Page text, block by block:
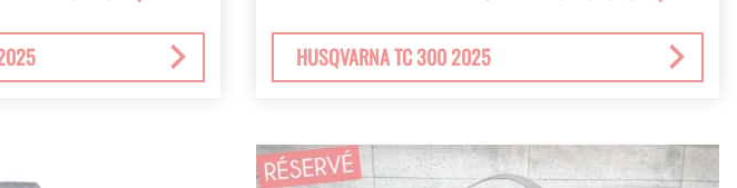
HUSQVARNA TC 300 2025